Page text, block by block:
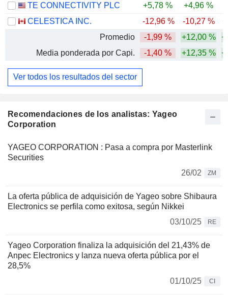
Recomendaciones de los analistas: Yageo
Corporation
YAGEO CORPORATION : Pasa a compra por Masterlink
Securities
26/02
ZM
La oferta pública de adquisición de Yageo sobre Shibaura
Electronics se perfila como exitosa, según Nikkei
03/10/25
RE
Yageo Corporation finaliza la adquisición del 21,43% de
Anpec Electronics y lanza nueva oferta pública por el
28,5%
01/10/25
CI
TE CONNECTIVITY PLC
+5,78 % +4,96 %
CELESTICA INC.
-12,96 % -10,27 %
Promedio
-1,99 % +12,00 %
Media ponderada por Capi.
-1,40 % +12,35 %
Ver todos los resultados del sector